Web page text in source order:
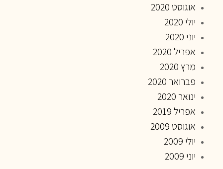
אוגוסט 2020
יולי 2020
יוני 2020
אפריל 2020
מרץ 2020
פברואר 2020
ינואר 2020
אפריל 2019
אוגוסט 2009
יולי 2009
יוני 2009